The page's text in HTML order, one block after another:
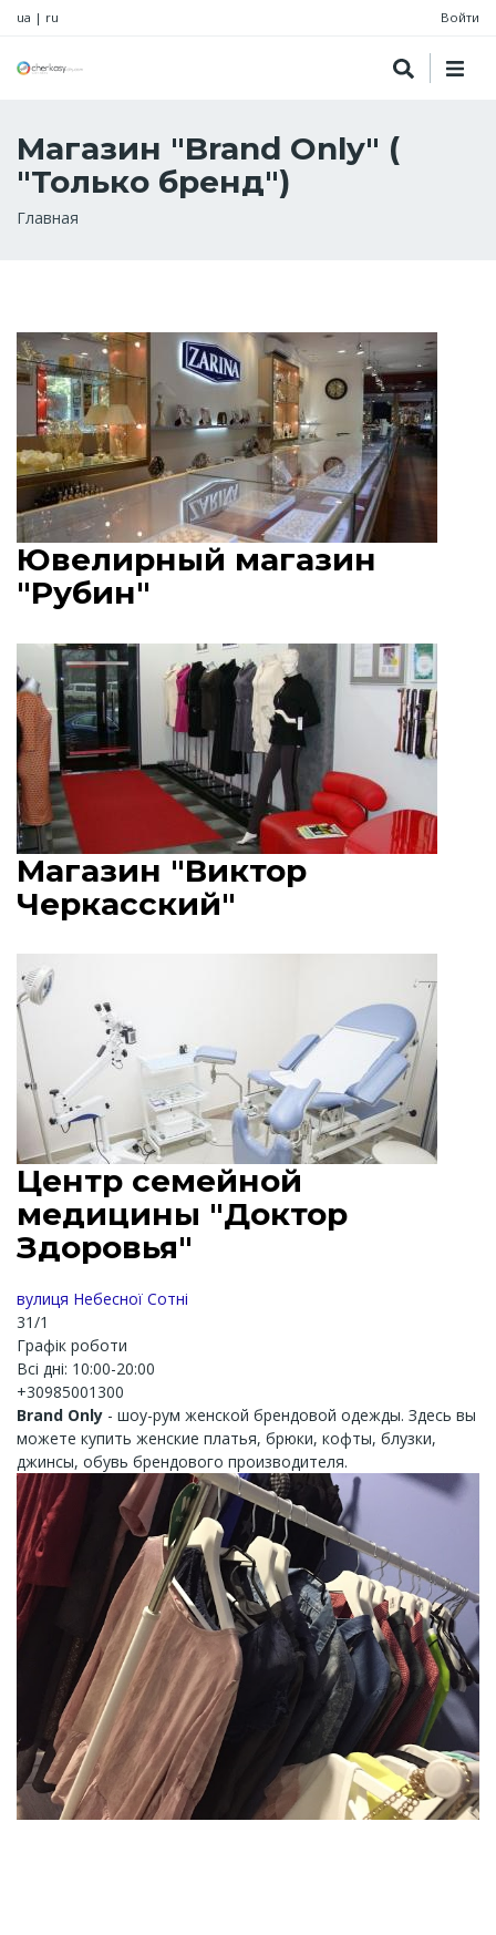
ua | ru Войти
Магазин "Brand Only" (
"Только бренд")
Строка
Главная
Ювелирный магазин
"Рубин"
Магазин "Виктор
Черкасский"
Центр семейной
медицины "Доктор
Здоровья"
вулиця Небесної Сотні
31/1
Графік роботи
Всі дні: 10:00-20:00
+30985001300
Brand Only - шоу-рум женской брендовой одежды. Здесь вы
можете купить женские платья, брюки, кофты, блузки,
джинсы, обувь брендового производителя.